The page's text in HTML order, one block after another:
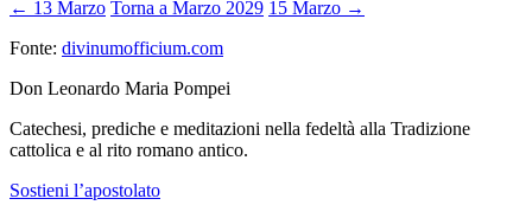
← 13 Marzo Torna a Marzo 2029 15 Marzo →
Fonte: divinumofficium.com
Don Leonardo Maria Pompei
Catechesi, prediche e meditazioni nella fedeltà alla Tradizione
cattolica e al rito romano antico.
Sostieni l’apostolato